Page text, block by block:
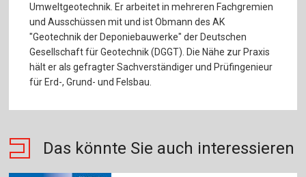
Umweltgeotechnik. Er arbeitet in mehreren Fachgremien
und Ausschüssen mit und ist Obmann des AK
"Geotechnik der Deponiebauwerke" der Deutschen
Gesellschaft für Geotechnik (DGGT). Die Nähe zur Praxis
hält er als gefragter Sachverständiger und Prüfingenieur
für Erd-, Grund- und Felsbau.
Das könnte Sie auch interessieren